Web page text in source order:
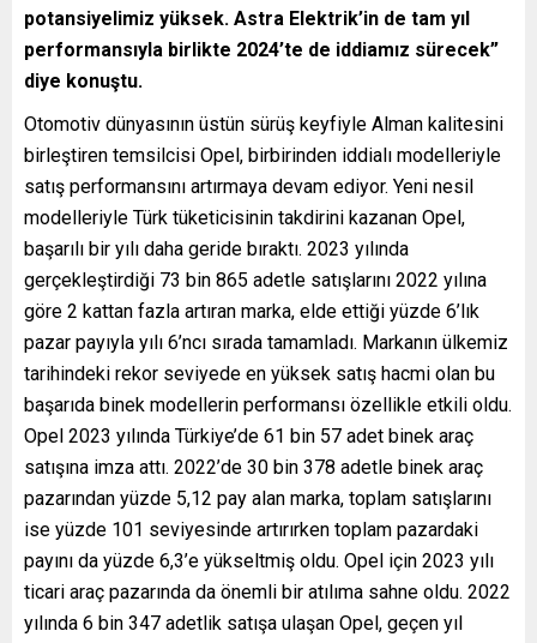
potansiyelimiz yüksek. Astra Elektrik’in de tam yıl
performansıyla birlikte 2024’te de iddiamız sürecek”
diye konuştu.
Otomotiv dünyasının üstün sürüş keyfiyle Alman kalitesini
birleştiren temsilcisi Opel, birbirinden iddialı modelleriyle
satış performansını artırmaya devam ediyor. Yeni nesil
modelleriyle Türk tüketicisinin takdirini kazanan Opel,
başarılı bir yılı daha geride bıraktı. 2023 yılında
gerçekleştirdiği 73 bin 865 adetle satışlarını 2022 yılına
göre 2 kattan fazla artıran marka, elde ettiği yüzde 6’lık
pazar payıyla yılı 6’ncı sırada tamamladı. Markanın ülkemiz
tarihindeki rekor seviyede en yüksek satış hacmi olan bu
başarıda binek modellerin performansı özellikle etkili oldu.
Opel 2023 yılında Türkiye’de 61 bin 57 adet binek araç
satışına imza attı. 2022’de 30 bin 378 adetle binek araç
pazarından yüzde 5,12 pay alan marka, toplam satışlarını
ise yüzde 101 seviyesinde artırırken toplam pazardaki
payını da yüzde 6,3’e yükseltmiş oldu. Opel için 2023 yılı
ticari araç pazarında da önemli bir atılıma sahne oldu. 2022
yılında 6 bin 347 adetlik satışa ulaşan Opel, geçen yıl